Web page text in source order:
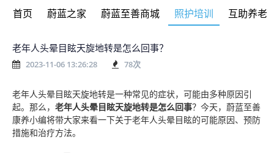
首页 蔚蓝之家 蔚蓝至善商城 照护培训 互助养老
老年人头晕目眩天旋地转是怎么回事？
2023-11-06 13:26:28 78次
老年人头晕目眩天旋地转是一种常见的症状，可能由多种原因引
起。 那么， 老年人头晕目眩天旋地转是怎么回事？ 今天，蔚蓝至善
康养小编将带大家来看一下关于老年人头晕目眩的可能原因、预防
措施和治疗方法。